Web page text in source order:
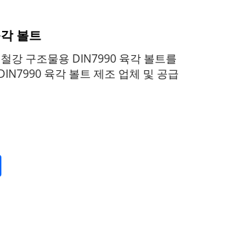
볼트
강 구조물용 DIN7990 육각 볼트를
육각 볼트 제조 업체 및 공급
Share